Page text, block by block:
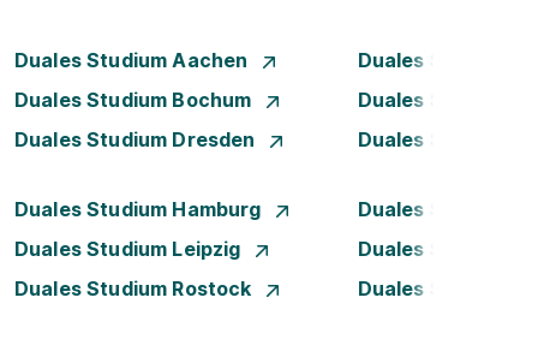
Duales Studium Aachen
Duales Studium
Duales Studium Bochum
Duales Studium
Duales Studium Dresden
Duales Studium
Duales Studium Hamburg
Duales Studium
Duales Studium Leipzig
Duales Studium
Duales Studium Rostock
Duales Studium